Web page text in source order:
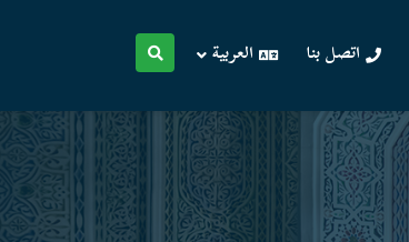
اتصل بنا العربية